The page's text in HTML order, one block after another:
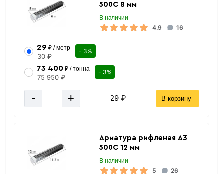
500С 8 мм
В наличии
4.9 16
29 ₽ / метр
30 ₽
- 3%
73 400₽ / тонна
75 950 ₽
- 3%
- + 29 ₽ В корзину
Арматура рифленая А3
500С 12 мм
В наличии
5 26
«Быстрый заказ»